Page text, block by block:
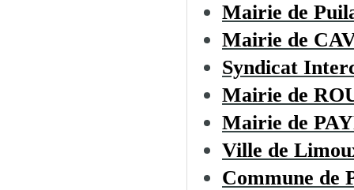
Mairie de
Mairie de
Syndicat
Mairie de
Mairie de
Ville de
Commune de